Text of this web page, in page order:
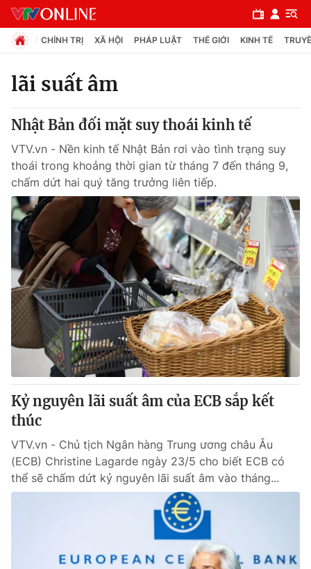
Chuyên mục
Xã hội
Pháp luật
Y tế
Thế giới
Tin tức
Thế giới đó đây
Câu chuyện quốc tế
Kinh tế
Tài chính
Thị trường
Góc doanh nghiệp
Dữ liệu và đời sống
Truyền hình
Phim VTV
Hậu trường
Giải sao mai
Giải trí
Điện ảnh
CHÍNH TRỊ XÃ HỘI PHÁP LUẬT THẾ GIỚI KINH TẾ
lãi suất âm
Nhật Bản đối mặt suy thoái kinh tế
VTV.vn - Nền kinh tế Nhật Bản rơi vào tình trạng suy
thoái trong khoảng thời gian từ tháng 7 đến tháng 9,
chấm dứt hai quý tăng trưởng liên tiếp.
Kỷ nguyên lãi suất âm của ECB sắp kết
thúc
VTV.vn - Chủ tịch Ngân hàng Trung ương châu Âu
(ECB) Christine Lagarde ngày 23/5 cho biết ECB có
thể sẽ chấm dứt kỷ nguyên lãi suất âm vào tháng...